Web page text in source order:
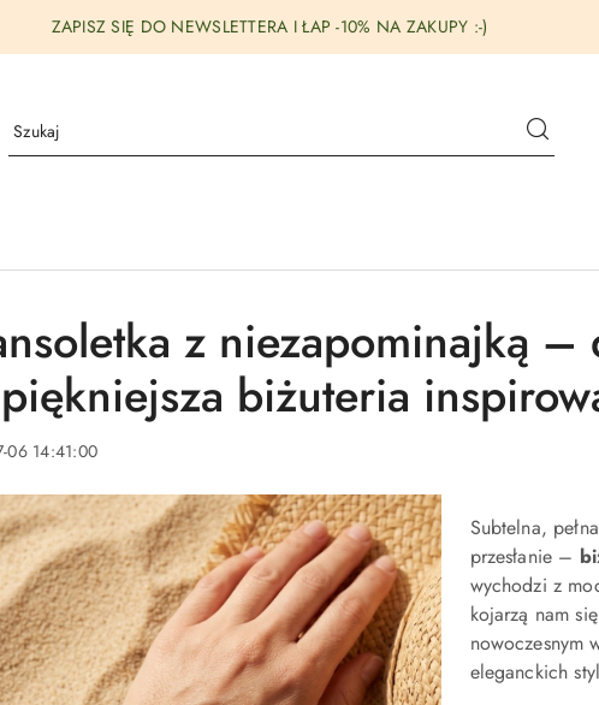
ZAPISZ SIĘ DO NEWSLETTERA I ŁAP -10% NA ZAKUPY :-)
z niezapominajką –
biżuteria
06 14:41:00
Subtelna,
przesłanie –
wychodzi z
kojarzą nam
nowoczesnym
eleganckich